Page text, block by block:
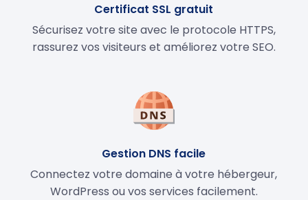
Certificat SSL gratuit
Sécurisez votre site avec le protocole HTTPS,
rassurez vos visiteurs et améliorez votre SEO.
Gestion DNS facile
Connectez votre domaine à votre hébergeur,
WordPress ou vos services facilement.